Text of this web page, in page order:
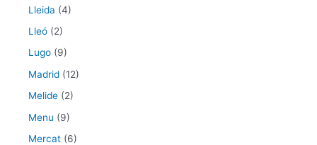
Lleida (4)
Lleó (2)
Lugo (9)
Madrid (12)
Melide (2)
Menu (9)
Mercat (6)